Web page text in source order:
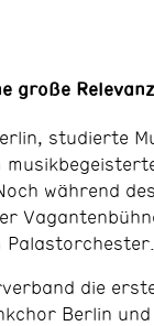
große
studierte
während
Palastorchester.
die
Berlin